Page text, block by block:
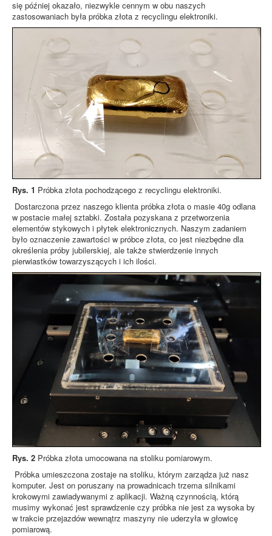
się później okazało, niezwykle cennym w obu naszych
zastosowaniach była próbka złota z recyclingu elektroniki.
Rys. 1 Próbka złota pochodzącego z recyclingu elektroniki.
Dostarczona przez naszego klienta próbka złota o masie 40g odlana
w postacie małej sztabki. Została pozyskana z przetworzenia
elementów stykowych i płytek elektronicznych. Naszym zadaniem
było oznaczenie zawartości w próbce złota, co jest niezbędne dla
określenia próby jubilerskiej, ale także stwierdzenie innych
pierwiastków towarzyszących i ich ilości.
Rys. 2 Próbka złota umocowana na stoliku pomiarowym.
Próbka umieszczona zostaje na stoliku, którym zarządza już nasz
komputer. Jest on poruszany na prowadnicach trzema silnikami
krokowymi zawiadywanymi z aplikacji. Ważną czynnością, którą
musimy wykonać jest sprawdzenie czy próbka nie jest za wysoka by
w trakcie przejazdów wewnątrz maszyny nie uderzyła w głowicę
pomiarową.